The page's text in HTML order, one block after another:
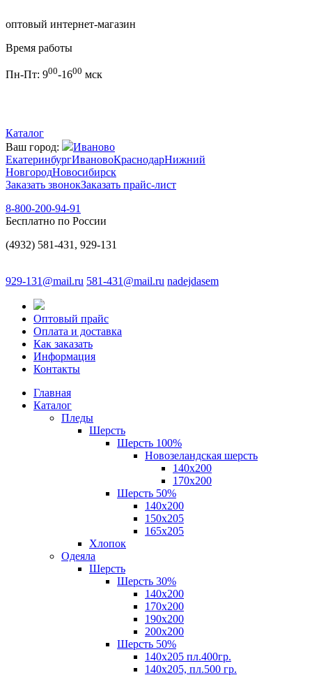
оптовый интернет-магазин
Время работы
Пн-Пт: 900-1600 мск
Каталог
Ваш город:
Иваново
ЕкатеринбургИвановоКраснодарНижний
НовгородНовосибирск
Заказать звонокЗаказать прайс-лист
8-800-200-94-91
Бесплатно по России
(4932) 581-431, 929-131
929-131@mail.ru 581-431@mail.ru nadejdasem
Оптовый прайс
Оплата и доставка
Как заказать
Информация
Контакты
Главная
Каталог
Пледы
Шерсть
Шерсть 100%
Новозеландская шерсть
140х200
170x200
Шерсть 50%
140x200
150х205
165х205
Хлопок
Одеяла
Шерсть
Шерсть 30%
140х200
170х200
190х200
200х200
Шерсть 50%
140х205 пл.400гр.
140х205, пл.500 гр.